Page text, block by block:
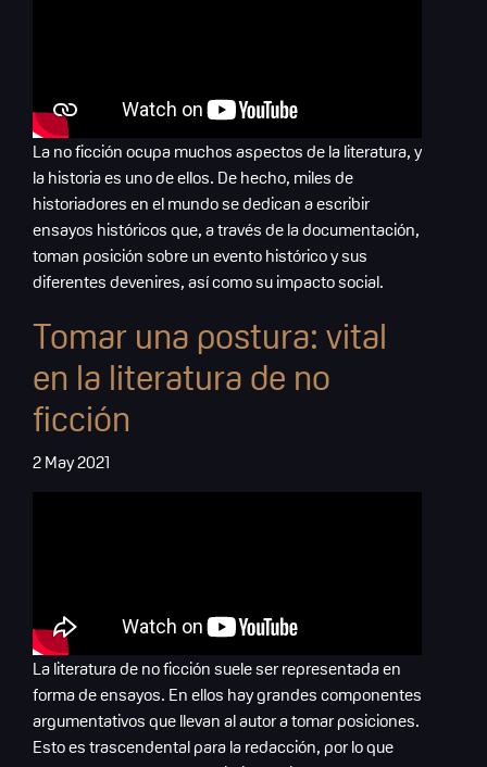
La no ficción ocupa muchos aspectos de la literatura, y
la historia es uno de ellos. De hecho, miles de
historiadores en el mundo se dedican a escribir
ensayos históricos que, a través de la documentación,
toman posición sobre un evento histórico y sus
diferentes devenires, así como su impacto social.
Tomar una postura: vital
en la literatura de no
ficción
2 May 2021
La literatura de no ficción suele ser representada en
forma de ensayos. En ellos hay grandes componentes
argumentativos que llevan al autor a tomar posiciones.
Esto es trascendental para la redacción, por lo que